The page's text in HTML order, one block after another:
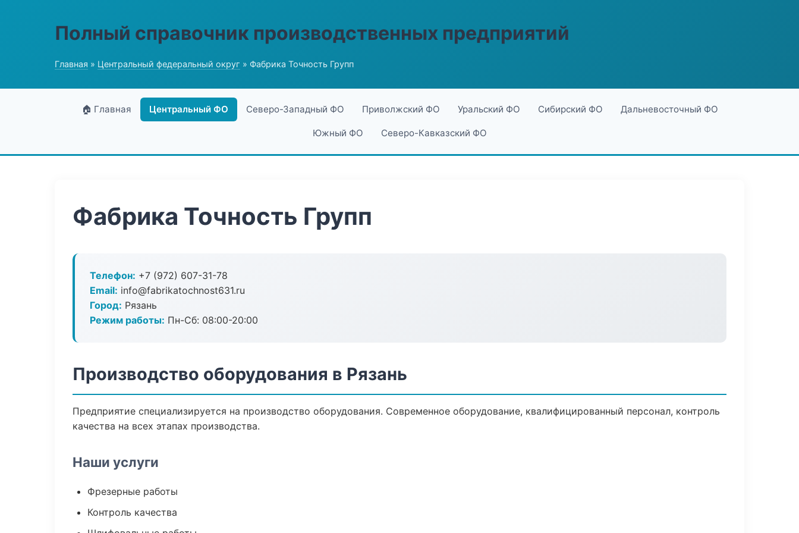
Полный справочник производственных предприятий
Главная » Центральный федеральный округ » Фабрика Точность Групп
🏠 Главная Центральный ФО Северо-Западный ФО Приволжский ФО Уральский ФО Сибирский ФО Дальневосточный ФО
Южный ФО Северо-Кавказский ФО
Фабрика Точность Групп
Телефон: +7 (972) 607-31-78
Email: info@fabrikatochnost631.ru
Город: Рязань
Режим работы: Пн-Сб: 08:00-20:00
Производство оборудования в Рязань
Предприятие специализируется на производство оборудования. Современное оборудование, квалифицированный персонал, контроль
качества на всех этапах производства.
Наши услуги
Фрезерные работы
Контроль качества